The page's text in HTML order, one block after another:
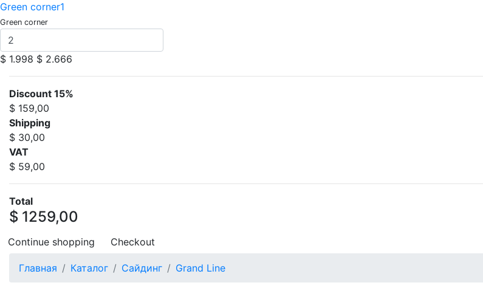
Green corner1
Green corner
$ 1.998 $ 2.666
Discount 15%
$ 159,00
Shipping
$ 30,00
VAT
$ 59,00
Total
$ 1259,00
Continue shopping Checkout
Главная Каталог Сайдинг Grand Line